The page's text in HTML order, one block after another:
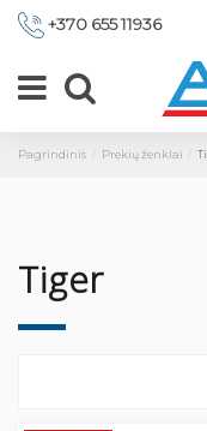
+370 655 11936
Pagrindinis Prekių ženklai
Tiger